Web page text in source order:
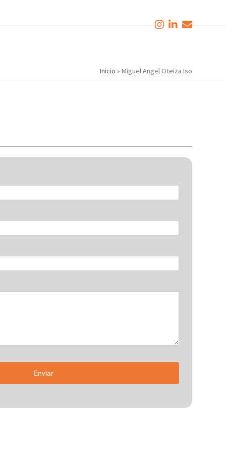
Inicio » Miguel Angel Oteiza Iso
Enviar